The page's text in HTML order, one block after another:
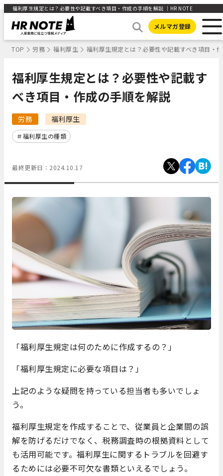
福利厚生規定とは？必要性や記載すべき項目・作成の手順を解説 ｜HR NOTE
メルマガ登録
TOP 労務 福利厚生 福利厚生規定とは？必要性や記載すべき項目・
福利厚生規定とは？必要性や記載す
べき項目・作成の手順を解説
労務 福利厚生
福利厚生の種類
最終更新日： 2024.10.17
「福利厚生規定は何のために作成するの？」
「福利厚生規定に必要な項目は？」
上記のような疑問を持っている担当者も多いでしょ
う。
福利厚生規定を作成することで、従業員と企業間の誤
解を防げるだけでなく、税務調査時の根拠資料として
も活用可能です。福利厚生に関するトラブルを回避す
るためには必要不可欠な書類といえるでしょう。